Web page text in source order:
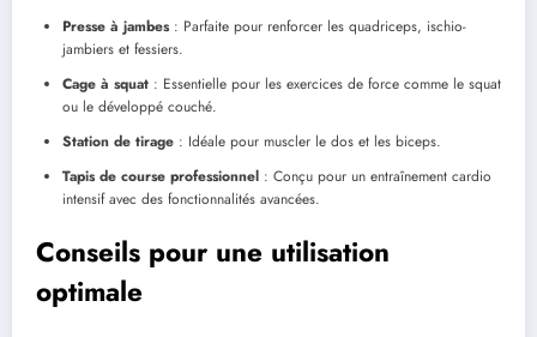
Presse à jambes: Parfaite pour renforcer les quadriceps, ischio-
jambiers et fessiers.
Cage à squat : Essentielle pour les exercices de force comme le squat
ou le développé couché.
Station de tirage : Idéale pour muscler le dos et les biceps.
Tapis de course professionnel : Conçu pour un entraînement cardio
intensif avec des fonctionnalités avancées.
Conseils pour une utilisation
optimale